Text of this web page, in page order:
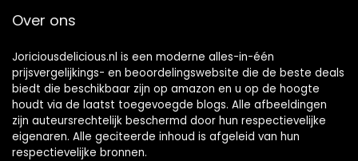
Over ons
Joriciousdelicious.nl is een moderne alles-in-één
prijsvergelijkings- en beoordelingswebsite die de beste deals
biedt die beschikbaar zijn op amazon en u op de hoogte
houdt via de laatst toegevoegde blogs. Alle afbeeldingen
zijn auteursrechtelijk beschermd door hun respectievelijke
eigenaren. Alle geciteerde inhoud is afgeleid van hun
respectievelijke bronnen.